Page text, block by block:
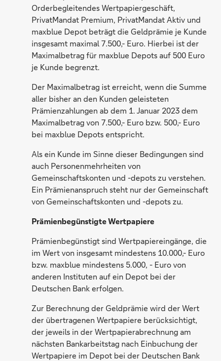
Orderbegleitendes Wertpapiergeschäft,
PrivatMandat Premium, PrivatMandat Aktiv und
maxblue Depot beträgt die Geldprämie je Kunde
insgesamt maximal 7.500,- Euro. Hierbei ist der
Maximalbetrag für maxblue Depots auf 500 Euro
je Kunde begrenzt.
Der Maximalbetrag ist erreicht, wenn die Summe
aller bisher an den Kunden geleisteten
Prämienzahlungen ab dem 1. Januar 2023 dem
Maximalbetrag von 7.500,- Euro bzw. 500,- Euro
bei maxblue Depots entspricht.
Als ein Kunde im Sinne dieser Bedingungen sind
auch Personenmehrheiten von
Gemeinschaftskonten und -depots zu verstehen.
Ein Prämienanspruch steht nur der Gemeinschaft
von Gemeinschaftskonten und -depots zu.
Prämienbegünstigte Wertpapiere
Prämienbegünstigt sind Wertpapiereingänge, die
im Wert von insgesamt mindestens 10.000,- Euro
bzw. maxblue mindestens 5.000, - Euro von
anderen Instituten auf ein Depot bei der
Deutschen Bank erfolgen.
Zur Berechnung der Geldprämie wird der Wert
der übertragenen Wertpapiere berücksichtigt,
der jeweils in der Wertpapierabrechnung am
nächsten Bankarbeitstag nach Einbuchung der
Wertpapiere im Depot bei der Deutschen Bank